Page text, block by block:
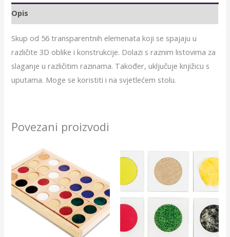
Opis
Skup od 56 transparentnih elemenata koji se spajaju u
različite 3D oblike i konstrukcije. Dolazi s raznim listovima za
slaganje u različitim razinama. Također, uključuje knjižicu s
uputama. Moge se koristiti i na svjetlećem stolu.
Povezani proizvodi